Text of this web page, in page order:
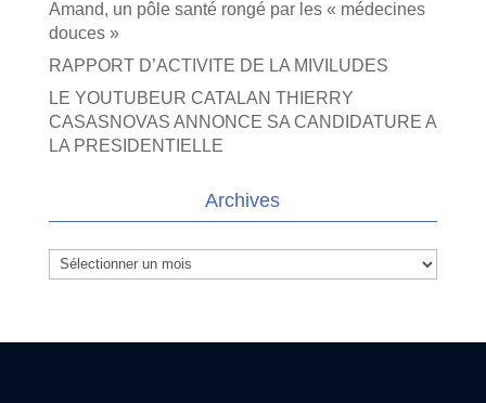
Amand, un pôle santé rongé par les « médecines
douces »
RAPPORT D’ACTIVITE DE LA MIVILUDES
LE YOUTUBEUR CATALAN THIERRY
CASASNOVAS ANNONCE SA CANDIDATURE A
LA PRESIDENTIELLE
Archives
Archives